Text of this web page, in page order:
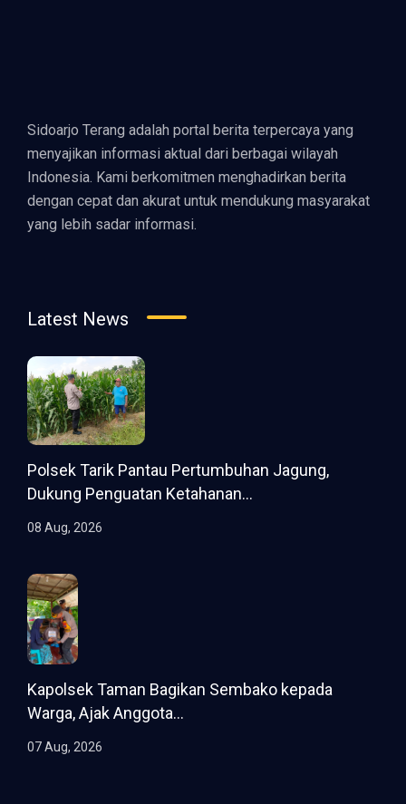
Sidoarjo Terang adalah portal berita terpercaya yang
menyajikan informasi aktual dari berbagai wilayah
Indonesia. Kami berkomitmen menghadirkan berita
dengan cepat dan akurat untuk mendukung masyarakat
yang lebih sadar informasi.
Latest News
Polsek Tarik Pantau Pertumbuhan Jagung,
Dukung Penguatan Ketahanan...
08 Aug, 2026
Kapolsek Taman Bagikan Sembako kepada
Warga, Ajak Anggota...
07 Aug, 2026